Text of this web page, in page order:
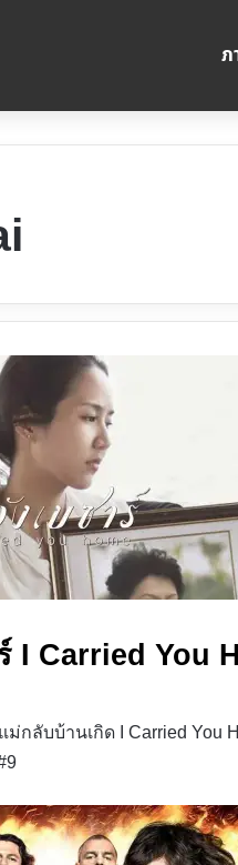
ภ
I Carried You
กลับบ้านเกิด I Carried You